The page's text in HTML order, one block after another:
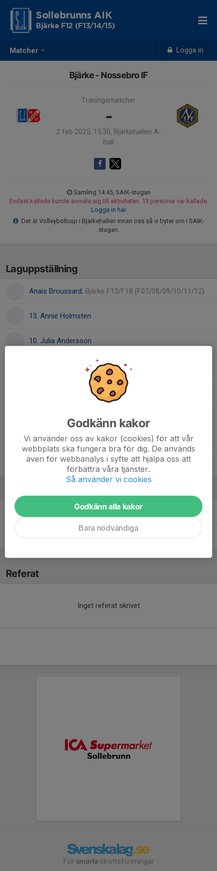
Matcher Logga in
Sollebrunns AIK
Bjärke F12 (F13/14/15)
Bjärke - Nossebro IF
Träningsmatcher
-
2 feb 2025, 15:30, Bjärkehallen A-
hall
Samling 14:45, SAIK-stugan
Endast kallade kunde anmäla sig till aktiviteten. 13 personer var kallade.
Logga in här
Det är Volleybollcup i Bjärkehallen innan oss så vi byter om i SAIK-
stugan.
Laguppställning
Anais Broussard, Bjärke F13/F18 (F07/08/09/10/11/12)
13. Annie Holmsten
10. Julia Andersson
12. Louise Karlsson
, Bjärke F13/F18 (F07/08/09/10/11/12)
14. Siri Nylén
6. Zelda Lilja
Mattias HolmstenTränare
Referat
Inget referat skrivet
För smarta idrottsföreningar
Godkänn kakor
Vi använder oss av kakor (cookies) för att vår
webbplats ska fungera bra för dig. De används
även för webbanalys i syfte att hjälpa oss att
förbättra våra tjänster.
Så använder vi cookies
Godkänn alla kakor
Bara nödvändiga